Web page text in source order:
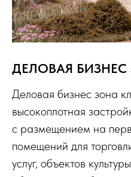
ДЕЛОВАЯ
Деловая бизнес зона
высокоплотная
с размещением на
помещений для
услуг, объектов